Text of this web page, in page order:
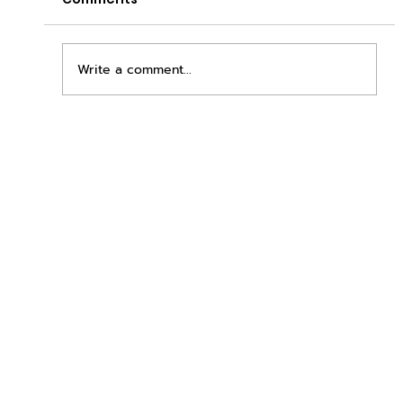
Write a comment...